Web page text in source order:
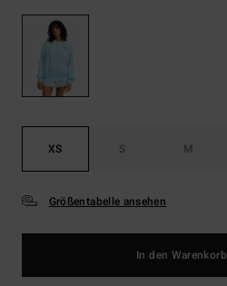
XS S M
Größentabelle ansehen
In den Warenkorb